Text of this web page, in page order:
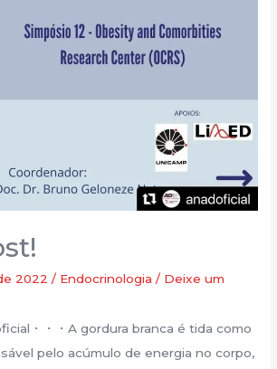
2022/ Endocrinologia / Deixe um
・・・A gordura branca é tida como
pelo acúmulo de energia no corpo,